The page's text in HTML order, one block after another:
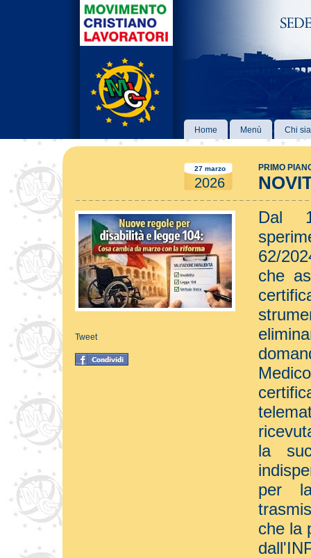
Home Menù Chi
27 marzo
2026
PRIMO
Tweet
Dal
62/
che
la
per
che la